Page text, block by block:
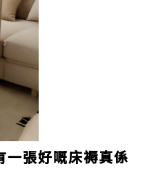
張好嘅床褥真係